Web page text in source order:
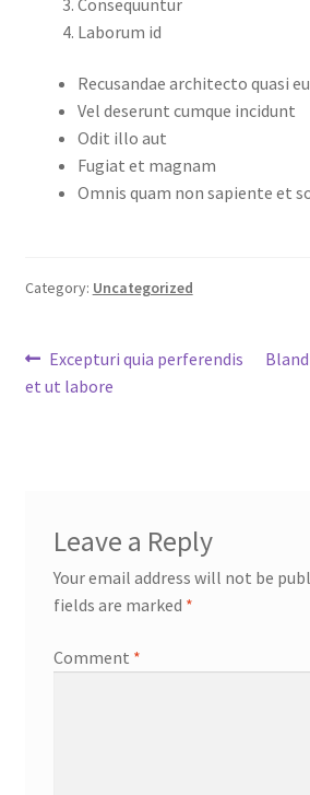
Laborum id
Recusandae architecto quasi
Vel deserunt cumque incidunt
Odit illo aut
Fugiat et magnam
Omnis quam non sapiente et
Category: Uncategorized
Post
navigation
Previous
post:
Excepturi quia perferendis
et ut labore
Next
Leave a Reply
Your email address will not be
fields are marked *
Comment *